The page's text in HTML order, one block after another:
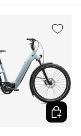
ELEGIR